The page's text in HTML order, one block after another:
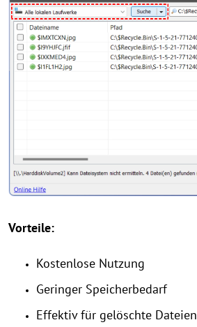
Vorteile:
Kostenlose Nutzung
Geringer Speicherbedarf
Effektiv für gelöschte Dateien